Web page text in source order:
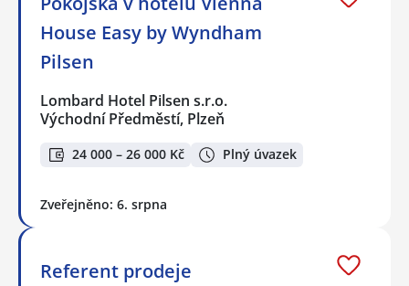
House Easy by Wyndham
Pilsen
Lombard Hotel Pilsen s.r.o.
Východní Předměstí, Plzeň
24 000 – 26 000 Kč Plný úvazek
Zveřejněno: 6. srpna
Referent prodeje